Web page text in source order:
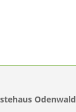
Odenwald